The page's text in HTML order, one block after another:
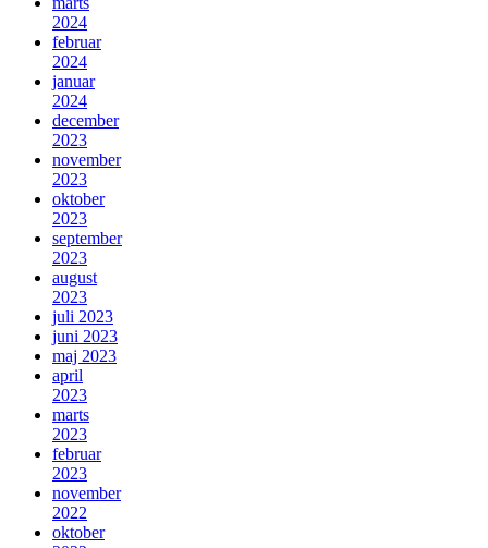
2024
februar
2024
januar
2024
december
2023
november
2023
oktober
2023
september
2023
august
2023
juli 2023
juni 2023
maj 2023
april
2023
marts
2023
februar
2023
november
2022
oktober